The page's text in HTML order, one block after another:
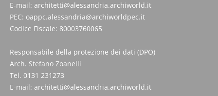
E-mail: architetti@alessandria.archiworld.it
PEC: oappc.alessandria@archiworldpec.it
Codice Fiscale: 80003760065
Responsabile della protezione dei dati (DPO)
Arch. Stefano Zoanelli
Tel. 0131 231273
E-mail: architetti@alessandria.archiworld.it